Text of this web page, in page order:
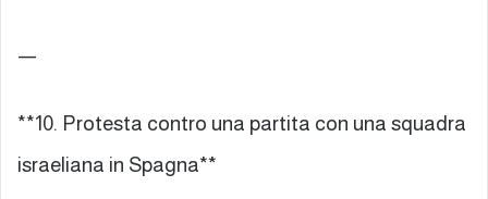
—
**10. Protesta contro una partita con una squadra
israeliana in Spagna**